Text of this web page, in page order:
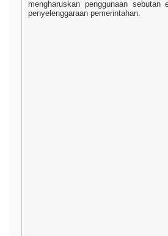
mengharuskan penggunaan sebutan
penyelenggaraan pemerintahan.